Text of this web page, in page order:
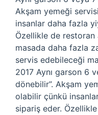
Akşam yemeği
insanlar daha fazla
Özellikle de restoran
masada daha fazla
servis edebileceği
2017 Aynı garson 6
dönebilir”. Akşam
olabilir çünkü
sipariş eder.